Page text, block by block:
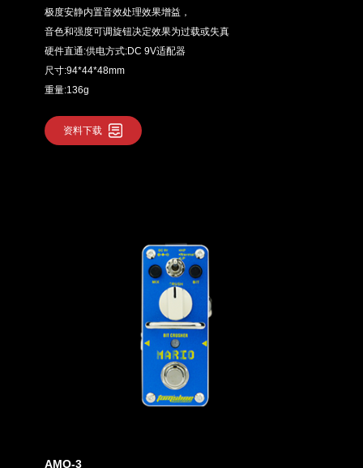
极度安静内置音效处理效果增益，
音色和强度可调旋钮决定效果为过载或失真
硬件直通:供电方式:DC 9V适配器
尺寸:94*44*48mm
重量:136g
资料下载
AMO-3